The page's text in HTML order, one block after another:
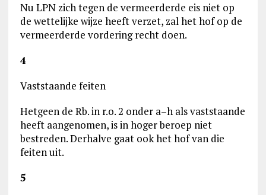
Nu LPN zich tegen de vermeerderde eis niet op
de wettelijke wijze heeft verzet, zal het hof op de
vermeerderde vordering recht doen.
4
Vaststaande feiten
Hetgeen de Rb. in r.o. 2 onder a–h als vaststaande
heeft aangenomen, is in hoger beroep niet
bestreden. Derhalve gaat ook het hof van die
feiten uit.
5